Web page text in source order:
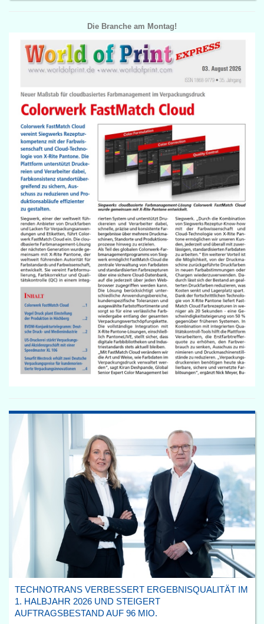
Die Branche am Montag!
TECHNOTRANS VERBESSERT ERGEBNISQUALITÄT IM
1. HALBJAHR 2026 UND STEIGERT
AUFTRAGSBESTAND AUF 96 MIO.